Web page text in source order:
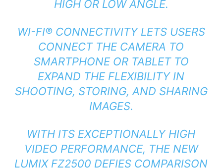
HIGH OR LOW ANGLE.
WI-FI® CONNECTIVITY LETS USERS
CONNECT THE CAMERA TO
SMARTPHONE OR TABLET TO
EXPAND THE FLEXIBILITY IN
SHOOTING, STORING, AND SHARING
IMAGES.
WITH ITS EXCEPTIONALLY HIGH
VIDEO PERFORMANCE, THE NEW
LUMIX FZ2500 DEFIES COMPARISON